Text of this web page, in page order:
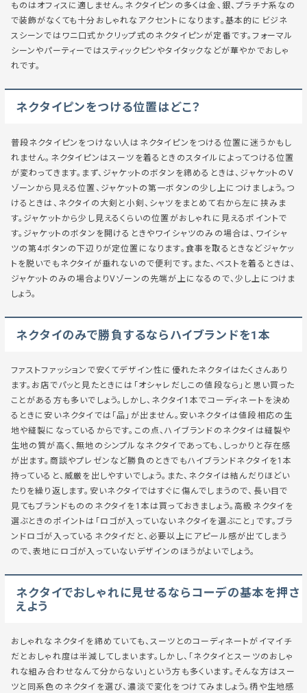
ものはオフィスに適しません。ネクタイピンの多くは金、銀、プラチナ系なの
で装飾がなくても十分おしゃれなアクセントになります。基本的にビジネ
スシーンではワニ口式かクリップ式のネクタイピンが定番です。フォーマル
シーンやパーティーではスティックピンやタイタックなどが華やかでおしゃ
れです。
ネクタイピンをつける位置はどこ？
普段ネクタイピンをつけない人はネクタイピンをつける位置に迷うかもし
れません。ネクタイピンはスーツを着るときのスタイルによってつける位置
が変わってきます。まず、ジャケットのボタンを締めるときは、ジャケットのV
ゾーンから見える位置、ジャケットの第一ボタンの少し上につけましょう。つ
けるときは、ネクタイの大剣と小剣、シャツをまとめて右から左に挟みま
す。ジャケットから少し見えるくらいの位置がおしゃれに見えるポイントで
す。ジャケットのボタンを開けるときやワイシャツのみの場合は、ワイシャ
ツの第4ボタンの下辺りが定位置になります。食事を取るときなどジャケッ
トを脱いでもネクタイが垂れないので便利です。また、ベストを着るときは、
ジャケットのみの場合よりVゾーンの先端が上になるので、少し上につけま
しょう。
ネクタイのみで勝負するならハイブランドを1本
ファストファッションで安くてデザイン性に優れたネクタイはたくさんあり
ます。お店でパッと見たときには「オシャレだしこの値段なら」と思い買った
ことがある方も多いでしょう。しかし、ネクタイ1本でコーディネートを決め
るときに安いネクタイでは「品」が出ません。安いネクタイは値段相応の生
地や縫製になっているからです。この点、ハイブランドのネクタイは縫製や
生地の質が高く、無地のシンプルなネクタイであっても、しっかりと存在感
が出ます。商談やプレゼンなど勝負のときでもハイブランドネクタイを1本
持っていると、威厳を出しやすいでしょう。また、ネクタイは結んだりほどい
たりを繰り返します。安いネクタイではすぐに傷んでしまうので、長い目で
見てもブランドもののネクタイを1本は買っておきましょう。高級ネクタイを
選ぶときのポイントは「ロゴが入っていないネクタイを選ぶこと」です。ブラ
ンドロゴが入っているネクタイだと、必要以上にアピール感が出てしまう
ので、表地にロゴが入っていないデザインのほうがよいでしょう。
ネクタイでおしゃれに見せるならコーデの基本を押さ
えよう
おしゃれなネクタイを締めていても、スーツとのコーディネートがイマイチ
だとおしゃれ度は半減してしまいます。しかし、「ネクタイとスーツのおしゃ
れな組み合わせなんて分からない」という方も多くいます。そんな方はスー
ツと同系色のネクタイを選び、濃淡で変化をつけてみましょう。柄や生地感